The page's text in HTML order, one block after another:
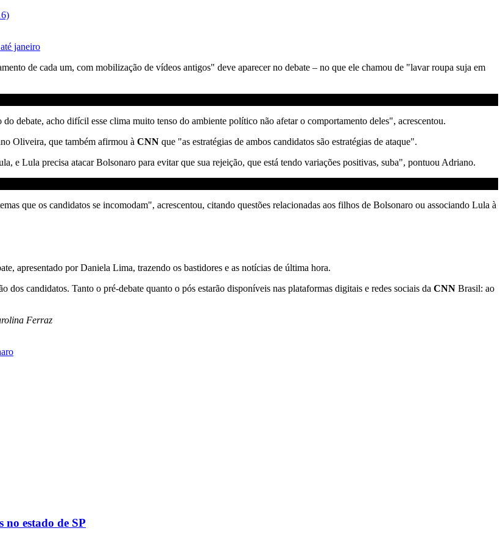
janeiro
de cada um, com mobilização de vídeos antigos" deve aparecer no debate – no que ele chamou de "lavar roupa suja em
debate, acho difícil esse clima muito tenso do ambiente político não afetar o comportamento deles", acrescentou.
Oliveira, que também afirmou à CNN que "as estratégias de ambos candidatos são estratégias de ataque".
e Lula precisa atacar Bolsonaro para evitar que sua rejeição, que está tendo variações positivas, suba", pontuou Adriano.
que os candidatos se incomodam", acrescentou, citando questões relacionadas aos filhos de Bolsonaro ou associando Lula à
apresentado por Daniela Lima, trazendo os bastidores e as notícias de última hora.
candidatos. Tanto o pré-debate quanto o pós estarão disponíveis nas plataformas digitais e redes sociais da CNN Brasil: ao
Ferraz
no estado de SP